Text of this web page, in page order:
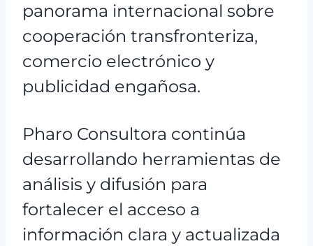
panorama internacional sobre
cooperación transfronteriza,
comercio electrónico y
publicidad engañosa.
Pharo Consultora continúa
desarrollando herramientas de
análisis y difusión para
fortalecer el acceso a
información clara y actualizada